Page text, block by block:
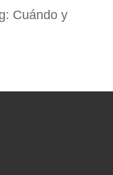
Cuándo y